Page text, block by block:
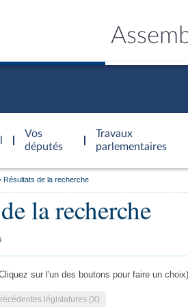
Vos
députés
Travaux
parlementaires
Résultats de la recherche
la recherche
sur l'un des boutons pour faire un choix)
législatures (X)